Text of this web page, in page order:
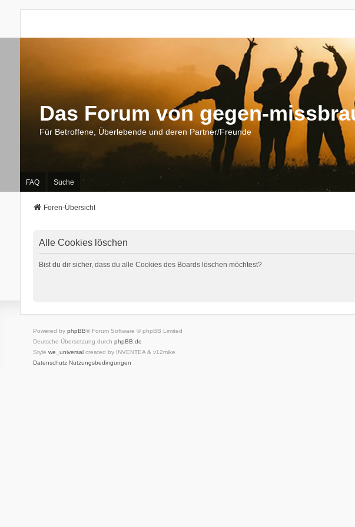
Das Forum von gegen-
Für Betroffene, Überlebende und deren Partner/Freunde
FAQ Suche
Foren-Übersicht
Alle Cookies löschen
Bist du dir sicher, dass du alle Cookies des Boards löschen möchtest?
Powered by phpBB® Forum Software © phpBB Limited
Deutsche Übersetzung durch phpBB.de
Style we_universalcreated by INVENTEA & v12mike
Datenschutz Nutzungsbedingungen